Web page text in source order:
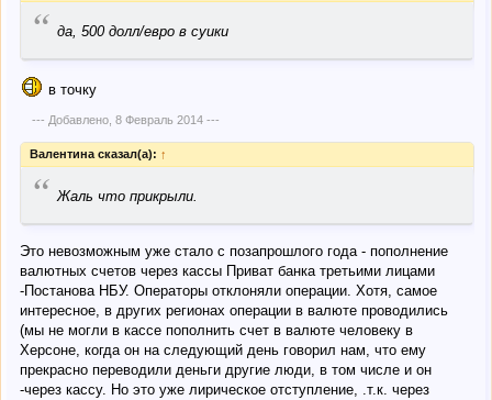
“ да, 500 долл/евро в суики
в точку
--- Добавлено, 8 Февраль 2014---
Валентина сказал(а): ↑
“ Жаль что прикрыли.
Это невозможным уже стало с позапрошлого года - пополнение
валютных счетов через кассы Приват банка третьими лицами
-Постанова НБУ. Операторы отклоняли операции. Хотя, самое
интересное, в других регионах операции в валюте проводились
(мы не могли в кассе пополнить счет в валюте человеку в
Херсоне, когда он на следующий день говорил нам, что ему
прекрасно переводили деньги другие люди, в том числе и он
-через кассу. Но это уже лирическое отступление, .т.к. через